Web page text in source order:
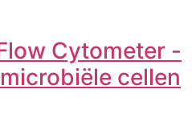
Cytometer -
cellen